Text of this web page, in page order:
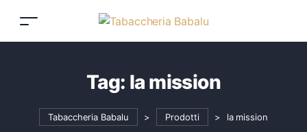
Tag: la mission
Tabaccheria Babalu > Prodotti > la mission